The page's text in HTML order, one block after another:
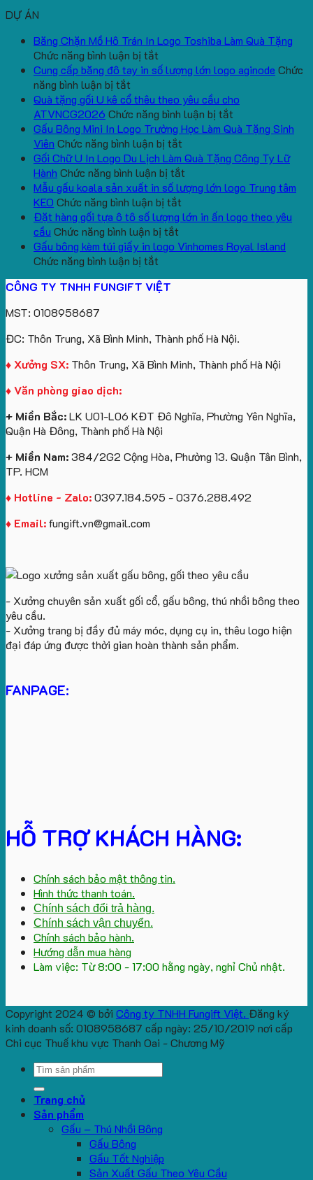
DỰ ÁN
Băng Chặn Mồ Hô Trán In Logo Toshiba Làm Quà Tặng
Chức năng bình luận bị tắt
Băng
Mồ
Hô
Trán
In
Logo
Toshiba
Làm
Quà
Tặng
Cung cấp băng đô tay in số lượng lớn logo aginode Chức
năng bình luận bị tắt
Cung
cấp
băng
đô
tay
in
số
lượng
lớn
logo
aginode
Quà tặng gối U kê cổ thêu theo yêu cầu cho
ATVNCG2026 Chức năng bình luận bị tắt
Quà
gối
kê
thêu
yêu
Gấu Bông Mini In Logo Trường Học Làm Quà Tặng Sinh
Viên Chức năng bình luận bị tắt
Gấu
Bông
Mini
Logo
Học
Gối Chữ U In Logo Du Lịch Làm Quà Tặng Công Ty Lữ
Hành Chức năng bình luận bị tắt
Gối
U
Logo
Công
Ty
Lữ
Mẫu gấu koala sản xuất in số lượng lớn logo Trung tâm
KEO Chức năng bình luận bị tắt
Mẫu
koala
lớn
logo
Trung
Đặt hàng gối tựa ô tô số lượng lớn in ấn logo theo yêu
cầu Chức năng bình luận bị tắt
Đặt
số
lượng
lớn
theo
cầu
Gấu bông kèm túi giấy in logo Vinhomes Royal Island
Chức năng bình luận bị tắt
bông
giấy
in
logo
CÔNG TY TNHH FUNGIFT VIỆT
MST: 0108958687
ĐC: Thôn Trung, Xã Bình Minh, Thành phố Hà Nội.
♦ Xưởng SX: Thôn Trung, Xã Bình Minh, Thành phố Hà Nội
♦ Văn phòng giao dịch:
+ Miền Bắc:LK U01-L06 KĐT Đô Nghĩa, Phường Yên Nghĩa,
Quận Hà Đông, Thành phố Hà Nội
+ Miền Nam:384/2G2 Cộng Hòa, Phường 13. Quận Tân Bình,
TP. HCM
♦ Hotline - Zalo:0397.184.595 - 0376.288.492
♦ Email:fungift.vn@gmail.com
- Xưởng chuyên sản xuất gối cổ, gấu bông, thú nhồi bông theo
yêu cầu.
- Xưởng trang bị đầy đủ máy móc, dụng cụ in, thêu logo hiện
đại đáp ứng được thời gian hoàn thành sản phẩm.
FANPAGE:
HỖ TRỢ KHÁCH HÀNG:
Chính sách bảo mật thông tin.
Hình thức thanh toán.
Chính sách đổi trả hàng.
Chính sách vận chuyển.
Chính sách bảo hành.
Hướng dẫn mua hàng
Làm việc: Từ 8:00 - 17:00 hằng ngày, nghỉ Chủ nhật.
Copyright 2024 © bởi Công ty TNHH Fungift Việt. Đăng ký
kinh doanh số: 0108958687 cấp ngày: 25/10/2019 nơi cấp
Chi cục Thuế khu vực Thanh Oai - Chương Mỹ
Search
Trang chủ
Sản phẩm
Gấu – Thú Nhồi Bông
Gấu Bông
Gấu Tốt Nghiệp
Sản Xuất Gấu Theo Yêu Cầu